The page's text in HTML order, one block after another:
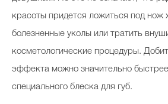
Выбор визажистов
Выбор косметолога
красоты придется ложиться под нож
болезненные уколы или тратить
косметологические процедуры.
эффекта можно значительно
специального блеска для губ.